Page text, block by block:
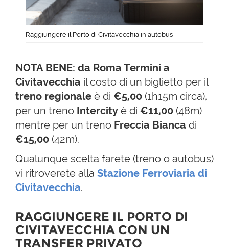
Raggiungere il Porto di Civitavecchia in autobus
NOTA BENE: da Roma Termini a
Civitavecchia il costo di un biglietto per il
treno regionale è di €5,00 (1h15m circa),
per un treno Intercity è di €11,00 (48m)
mentre per un treno Freccia Bianca di
€15,00 (42m).
Qualunque scelta farete (treno o autobus)
vi ritroverete alla Stazione Ferroviaria di
Civitavecchia.
RAGGIUNGERE IL PORTO DI
CIVITAVECCHIA CON UN
TRANSFER PRIVATO